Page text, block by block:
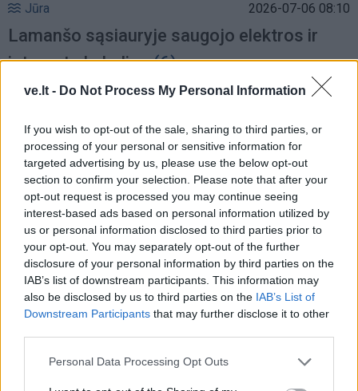
ve.lt - Do Not Process My Personal Information
If you wish to opt-out of the sale, sharing to third parties, or
processing of your personal or sensitive information for
targeted advertising by us, please use the below opt-out
section to confirm your selection. Please note that after your
opt-out request is processed you may continue seeing
interest-based ads based on personal information utilized by
us or personal information disclosed to third parties prior to
your opt-out. You may separately opt-out of the further
disclosure of your personal information by third parties on the
IAB’s list of downstream participants. This information may
also be disclosed by us to third parties on the IAB’s List of
Downstream Participants that may further disclose it to other
Personal Data Processing Opt Outs
Jūra 2026-07-06 08:10
Lamanšo sąsiauryje saugojo elektros ir
interneto kabelius (6)
Baltijos jūroje ir Kuršių mariose žydi